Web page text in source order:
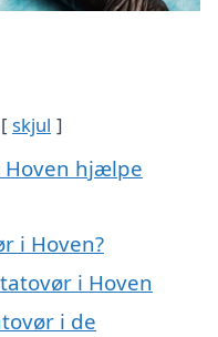
skjul
Hoven hjælpe
i Hoven?
i Hoven
i de